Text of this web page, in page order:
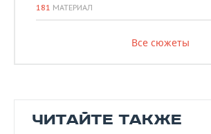
181 МАТЕРИАЛ
Все сюжеты
ЧИТАЙТЕ ТАКЖЕ